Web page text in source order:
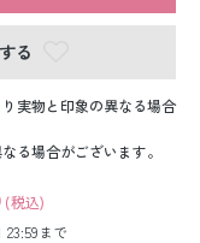
る
実物と印象の異なる場合
る場合がございます。
(税込)
23:59まで